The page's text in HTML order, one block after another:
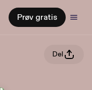
Prøv gratis
Del